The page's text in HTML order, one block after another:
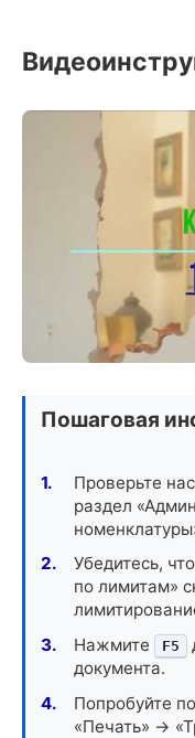
Пошаговая
Проверьте
раздел
Убедитесь,
по лимитам»
Нажмите
F5
документа.
Попробуйте
«Печать» ->